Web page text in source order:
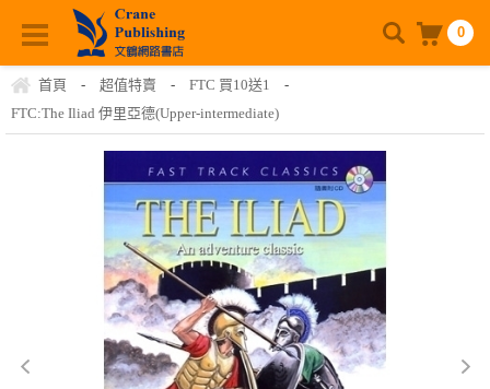
0
首頁 - 超值特賣 - FTC 買10送1
-
FTC:The Iliad 伊里亞德(Upper-intermediate)